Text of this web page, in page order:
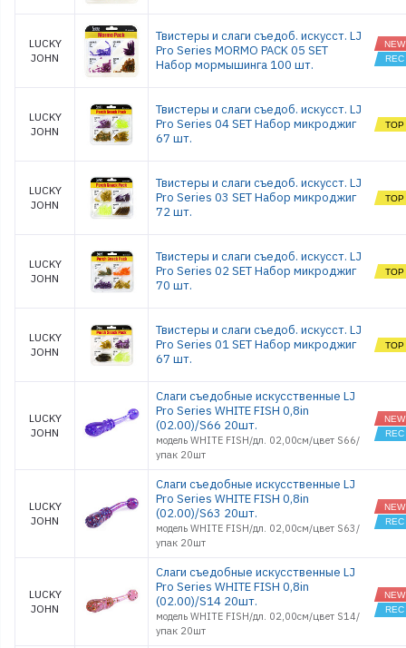
3.0
RADIATOR
ROCK
2.0
SHAKER 3
SLIM
SMELT 1,8
SPARK TAIL
SPARK TAIL
4.0
TIOGA 2.0
TIOGA 3.0
TIOGA 3.4
TIOGA 3.9
3.9
TIOGA FAT
TIOGA FAT
2.5
TIOGA HOG
ULTRA
LUCKY
JOHN
Твистеры и слаги съедоб. искусст. LJ
Pro Series MORMO PACK 05 SET
Набор мормышинга 100 шт.
LUCKY
JOHN
Твистеры и слаги съедоб. искусст. LJ
Pro Series 04 SET Набор микроджиг
67 шт.
LUCKY
JOHN
Твистеры и слаги съедоб. искусст. LJ
Pro Series 03 SET Набор микроджиг
72 шт.
LUCKY
JOHN
Твистеры и слаги съедоб. искусст. LJ
Pro Series 02 SET Набор микроджиг
70 шт.
LUCKY
JOHN
Твистеры и слаги съедоб. искусст. LJ
Pro Series 01 SET Набор микроджиг
67 шт.
LUCKY
JOHN
Слаги съедобные искусственные LJ
Pro Series WHITE FISH 0,8in
(02.00)/S66 20шт.
модель WHITE FISH/дл. 02,00см/цвет S66/
упак 20шт
LUCKY
JOHN
Слаги съедобные искусственные LJ
Pro Series WHITE FISH 0,8in
(02.00)/S63 20шт.
модель WHITE FISH/дл. 02,00см/цвет S63/
упак 20шт
LUCKY
JOHN
Слаги съедобные искусственные LJ
Pro Series WHITE FISH 0,8in
(02.00)/S14 20шт.
модель WHITE FISH/дл. 02,00см/цвет S14/
упак 20шт